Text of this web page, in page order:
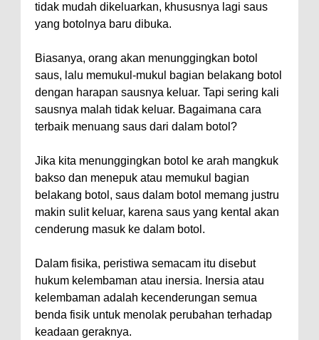
tidak mudah dikeluarkan, khususnya lagi saus
yang botolnya baru dibuka.
Biasanya, orang akan menunggingkan botol
saus, lalu memukul-mukul bagian belakang botol
dengan harapan sausnya keluar. Tapi sering kali
sausnya malah tidak keluar. Bagaimana cara
terbaik menuang saus dari dalam botol?
Jika kita menunggingkan botol ke arah mangkuk
bakso dan menepuk atau memukul bagian
belakang botol, saus dalam botol memang justru
makin sulit keluar, karena saus yang kental akan
cenderung masuk ke dalam botol.
Dalam fisika, peristiwa semacam itu disebut
hukum kelembaman atau inersia. Inersia atau
kelembaman adalah kecenderungan semua
benda fisik untuk menolak perubahan terhadap
keadaan geraknya.